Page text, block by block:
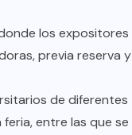
los expositores
previa reserva y
de diferentes
entre las que se